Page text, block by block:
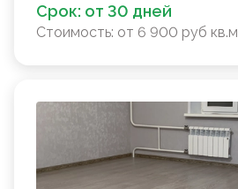
Срок: от 30 дней
Стоимость: от 6 900 руб кв.м